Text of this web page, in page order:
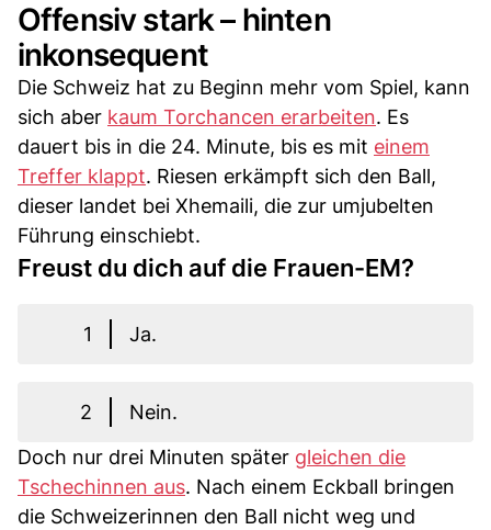
Offensiv stark – hinten
inkonsequent
Die Schweiz hat zu Beginn mehr vom Spiel, kann
sich aber kaum Torchancen erarbeiten. Es
dauert bis in die 24. Minute, bis es mit einem
Treffer klappt. Riesen erkämpft sich den Ball,
dieser landet bei Xhemaili, die zur umjubelten
Führung einschiebt.
Freust du dich auf die Frauen-EM?
1 Ja.
2
Nein.
Doch nur drei Minuten später gleichen die
Tschechinnen aus. Nach einem Eckball bringen
die Schweizerinnen den Ball nicht weg und